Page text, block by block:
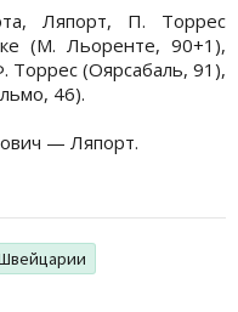
Ляпорт, П. Торрес
(М. Льоренте, 90+1),
(Оярсабаль, 91),
46).
— Ляпорт.